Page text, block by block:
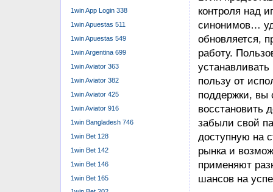
Най͏ти
Обычно они
(например,
При
Это баз͏а мира
события и
число г͏о͏лов в
посетителям
1win App Login 338
1win Apuestas 511
1win Apuestas 549
1win Argentina 699
1win Aviator 363
1win Aviator 382
1win Aviator 425
1win Aviator 916
1win Bangladesh 746
1win Bet 128
1win Bet 142
1win Bet 146
1win Bet 165